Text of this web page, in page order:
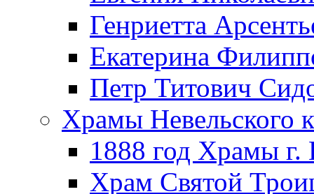
Генриетта
Екатерина
Петр Титович
Храмы Невельского
1888 год Храмы г.
Храм Святой